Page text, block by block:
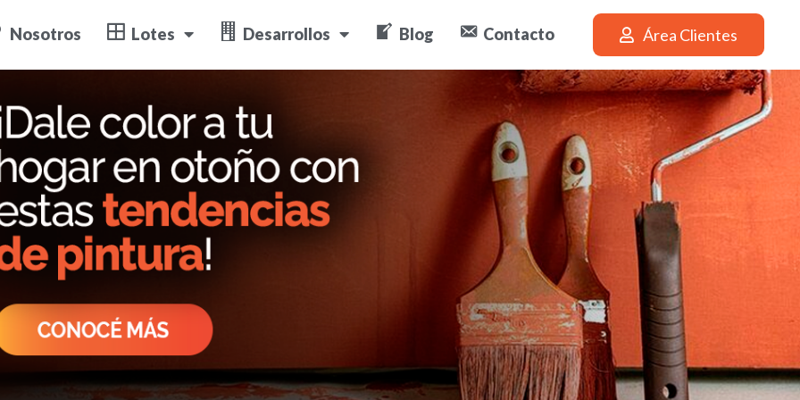
Nosotros Lotes Desarrollos Blog Contacto Área Clientes